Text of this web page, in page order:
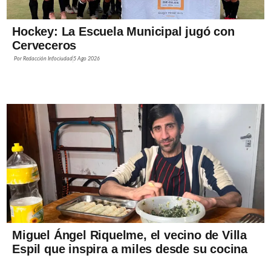
Hockey: La Escuela Municipal jugó con
Cerveceros
PorRedacción Infociudad 5 Ago 2026
Miguel Ángel Riquelme, el vecino de Villa
Espil que inspira a miles desde su cocina